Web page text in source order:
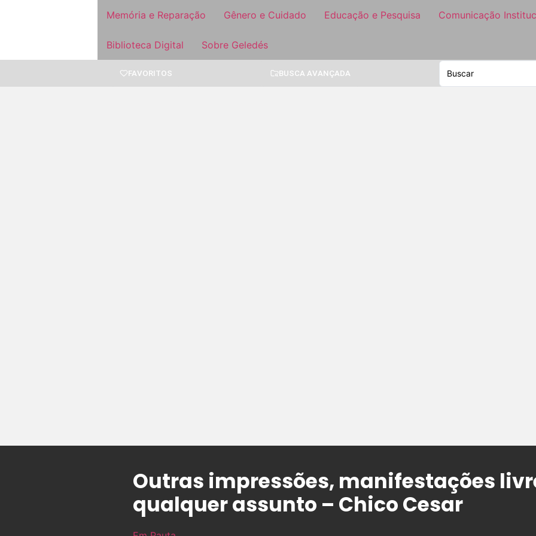
Memória e Reparação Gênero e Cuidado Educação e Pesquisa Comunicação
Biblioteca Digital Sobre Geledés
FAVORITOS BUSCA AVANÇADA
Outras impressões, manifestações
qualquer assunto – Chico Cesar